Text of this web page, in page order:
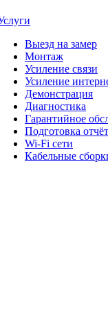
Выезд на замер
Монтаж
Усиление связи
Усиление
Демонстрация
Диагностика
Гарантийное
Подготовка
Wi-Fi сети
Кабельные